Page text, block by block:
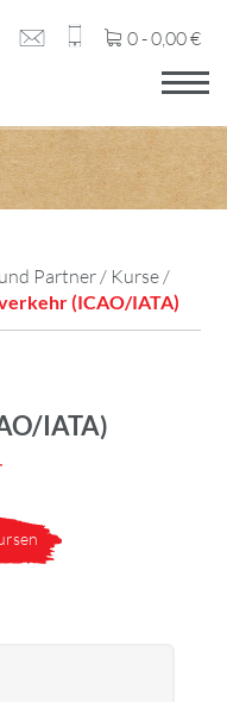
0 -0,00€
Partner/ Kurse/
(ICAO/IATA)
IATA)